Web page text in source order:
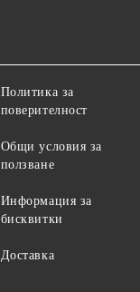
Политика за
поверителност
Общи условия за
ползване
Информация за
бисквитки
Доставка